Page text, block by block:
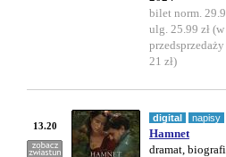
bilet norm.
ulg. 25.99 zł (w
przedsprzedaży
21 zł)
13.20
digital napisy
Hamnet
dramat,